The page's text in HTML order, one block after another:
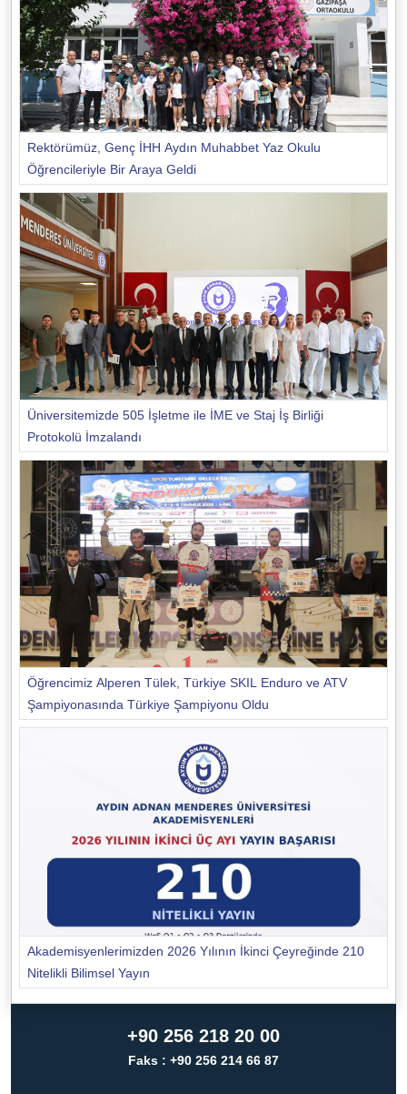
Rektörümüz, Genç İHH Aydın Muhabbet Yaz Okulu
Öğrencileriyle Bir Araya Geldi
Üniversitemizde 505 İşletme ile İME ve Staj İş Birliği
Protokolü İmzalandı
Öğrencimiz Alperen Tülek, Türkiye SKIL Enduro ve ATV
Şampiyonasında Türkiye Şampiyonu Oldu
Akademisyenlerimizden 2026 Yılının İkinci Çeyreğinde 210
Nitelikli Bilimsel Yayın
+90 256 218 20 00
Faks : +90 256 214 66 87